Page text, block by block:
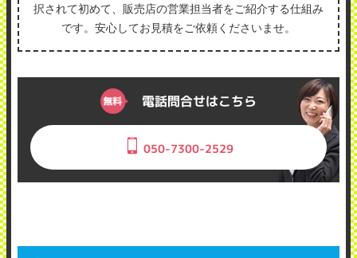
択されて初めて、販売店の営業担当者をご紹介する仕組み
です。安心してお見積をご依頼くださいませ。
電話問合せはこちら
050-7300-2529